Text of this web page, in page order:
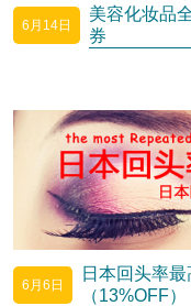
6月14日
美容化妆品
券
6月6日
日本回头率
（13%OFF）